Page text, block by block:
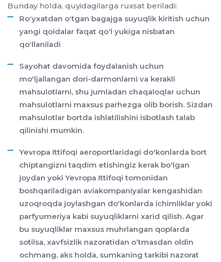
Bunday holda, quyidagilarga ruxsat beriladi:
Roʻyxatdan oʻtgan bagajga suyuqlik kiritish uchun
yangi qoidalar faqat qoʻl yukiga nisbatan
qoʻllaniladi
Sayohat davomida foydalanish uchun
mo'ljallangan dori-darmonlarni va kerakli
mahsulotlarni, shu jumladan chaqaloqlar uchun
mahsulotlarni maxsus parhezga olib borish. Sizdan
mahsulotlar bortda ishlatilishini isbotlash talab
qilinishi mumkin.
Yevropa Ittifoqi aeroportlaridagi do'konlarda bort
chiptangizni taqdim etishingiz kerak bo'lgan
joydan yoki Yevropa Ittifoqi tomonidan
boshqariladigan aviakompaniyalar kengashidan
uzoqroqda joylashgan do'konlarda ichimliklar yoki
parfyumeriya kabi suyuqliklarni xarid qilish. Agar
bu suyuqliklar maxsus muhrlangan qoplarda
sotilsa, xavfsizlik nazoratidan o‘tmasdan oldin
ochmang, aks holda, sumkaning tarkibi nazorat